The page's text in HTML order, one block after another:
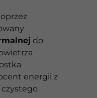
do
energii z